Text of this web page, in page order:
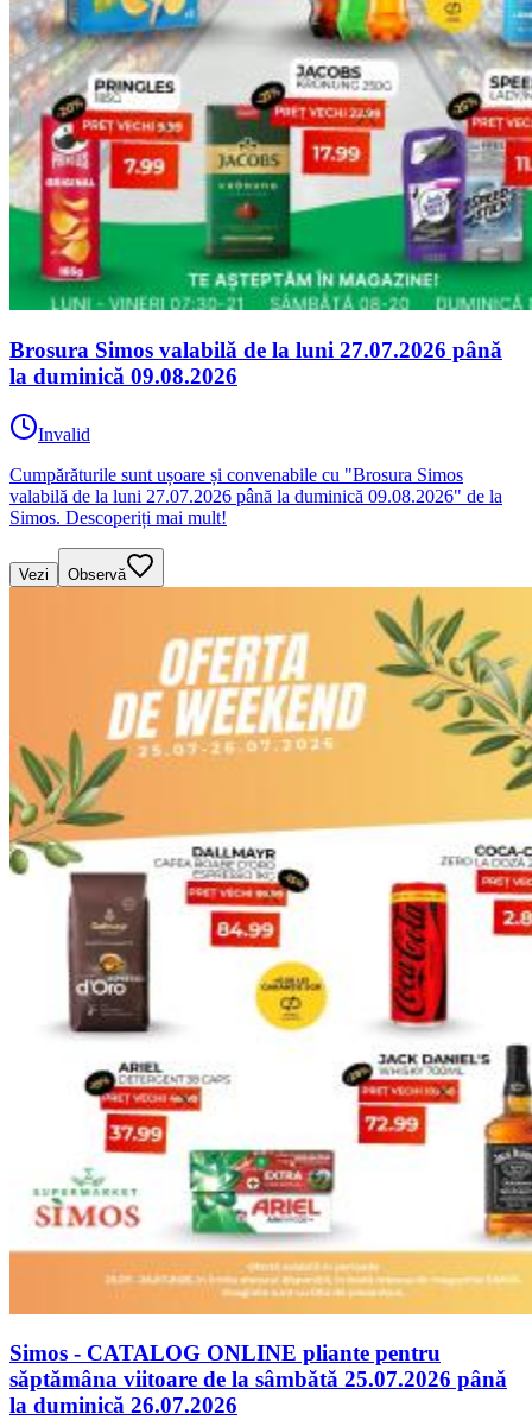
Brosura Simos valabilă de la luni 27.07.2026 până
la duminică 09.08.2026
Invalid
Cumpărăturile sunt ușoare și convenabile cu "Brosura Simos
valabilă de la luni 27.07.2026 până la duminică 09.08.2026" de la
Simos. Descoperiți mai mult!
Vezi Observă
Simos - CATALOG ONLINE pliante pentru
săptămâna viitoare de la sâmbătă 25.07.2026 până
la duminică 26.07.2026